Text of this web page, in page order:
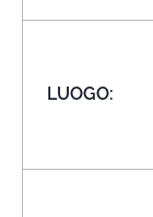
LUOGO: